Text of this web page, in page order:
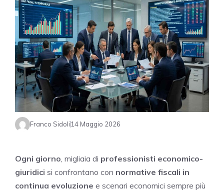
Franco Sidoli 14 Maggio 2026
Ogni giorno , migliaia di professionisti economico-
giuridici si confrontano con normative fiscali in
continua evoluzione e scenari economici sempre più